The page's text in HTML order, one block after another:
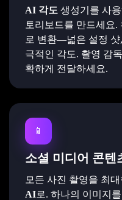
AI 각도 생성기를 사
토리보드를 만드세요
로 변환—넓은 설정 샷
극적인 각도. 촬영 감
확하게 전달하세요.
📱
소셜 미디어 콘텐
모든 사진 촬영을 최
AI로. 하나의 이미지